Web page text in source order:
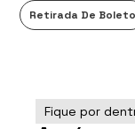
Retirada De Boleto
Fique por